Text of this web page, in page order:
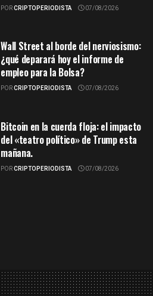
PORCRIPTOPERIODISTA 07/08/2026
Wall Street al borde del nerviosismo:
¿qué deparará hoy el informe de
empleo para la Bolsa?
PORCRIPTOPERIODISTA 07/08/2026
Bitcoin en la cuerda floja: el impacto
del «teatro político» de Trump esta
mañana.
PORCRIPTOPERIODISTA 07/08/2026